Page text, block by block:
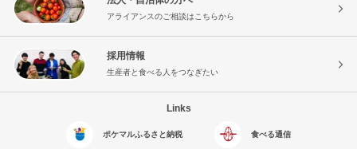
アライアンスのご相談はこちらから
採用情報
生産者と食べる人をつなぎたい
Links
ポケマルふるさと納税 食べる通信